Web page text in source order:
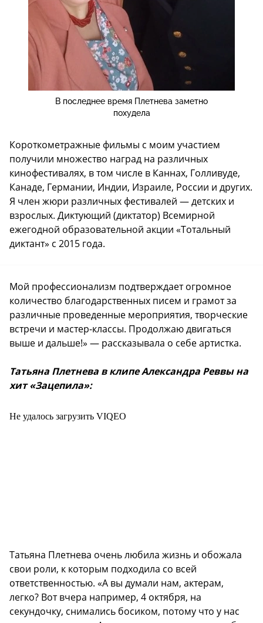
В последнее время Плетнева заметно
похудела
Короткометражные фильмы с моим участием
получили множество наград на различных
кинофестивалях, в том числе в Каннах, Голливуде,
Канаде, Германии, Индии, Израиле, России и других.
Я член жюри различных фестивалей — детских и
взрослых. Диктующий (диктатор) Всемирной
ежегодной образовательной акции «Тотальный
диктант» с 2015 года.
Мой профессионализм подтверждает огромное
количество благодарственных писем и грамот за
различные проведенные мероприятия, творческие
встречи и мастер-классы. Продолжаю двигаться
выше и дальше!» — рассказывала о себе артистка.
Татьяна Плетнева в клипе Александра Реввы на
хит «Зацепила»:
Не удалось загрузить VIQEO
Татьяна Плетнева очень любила жизнь и обожала
свои роли, к которым подходила со всей
ответственностью. «А вы думали нам, актерам,
легко? Вот вчера например, 4 октября, на
секундочку, снимались босиком, потому что у нас